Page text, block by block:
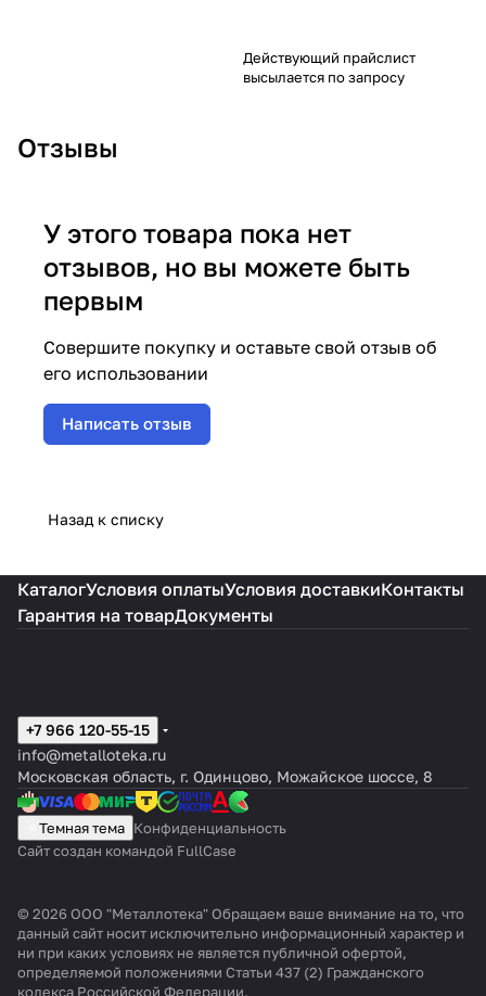
Действующий прайслист
высылается по запросу
Отзывы
У этого товара пока нет
отзывов, но вы можете быть
первым
Совершите покупку и оставьте свой отзыв об
его использовании
Написать отзыв
Назад к списку
КаталогУсловия оплатыУсловия доставкиКонтакты
Гарантия на товарДокументы
+7 966 120-55-15
info@metalloteka.ru
Московская область, г. Одинцово, Можайское шоссе, 8
Темная тема Конфиденциальность
Сайт создан командой FullCase
© 2026 ООО "Металлотека" Обращаем ваше внимание на то, что
данный сайт носит исключительно информационный характер и
ни при каких условиях не является публичной офертой,
определяемой положениями Статьи 437 (2) Гражданского
кодекса Российской Федерации.